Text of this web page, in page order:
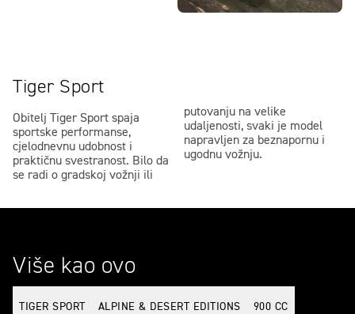
Tiger Sport
Obitelj Tiger Sport spaja
sportske performanse,
cjelodnevnu udobnost i
praktičnu svestranost. Bilo da
se radi o gradskoj vožnji ili
putovanju na velike
udaljenosti, svaki je model
napravljen za beznapornu i
ugodnu vožnju.
Više kao ovo
TIGER SPORT ALPINE & DESERT EDITIONS 900 CC